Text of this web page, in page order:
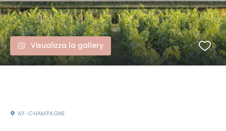
Visualizza la gallery
AŸ-CHAMPAGNE